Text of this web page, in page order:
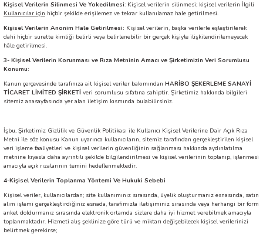
Kişisel Verilerin Silinmesi Ve Yokedilmesi: Kişisel verilerin silinmesi; kişisel verilerin İlgili
Kullanıcılar için hiçbir şekilde erişilemez ve tekrar kullanılamaz hale getirilmesi.
Kişisel Verilerin Anonim Hale Getirilmesi: Kişisel verilerin, başka verilerle eşleştirilerek
dahi hiçbir surette kimliği belirli veya belirlenebilir bir gerçek kişiyle ilişkilendirilemeyecek
hâle getirilmesi.
3- Kişisel Verilerin Korunması ve Rıza Metninin Amacı ve Şirketimizin Veri Sorumlusu
Konumu:
Kanun çerçevesinde tarafınıza ait kişisel veriler bakımından HARİBO ŞEKERLEME SANAYİ
TİCARET LİMİTED ŞİRKETİ veri sorumlusu sıfatına sahiptir. Şirketimiz hakkında bilgileri
sitemiz anasayfasında yer alan iletişim kısmında bulabilirsiniz.
İşbu, Şirketimiz Gizlilik ve Güvenlik Politikası ile Kullanıcı Kişisel Verilerine Dair Açık Rıza
Metni ile söz konusu Kanun uyarınca kullanıcıların, sitemiz tarafından gerçekleştirilen kişisel
veri işleme faaliyetleri ve kişisel verilerin güvenliğinin sağlanması hakkında aydınlatılma
metnine kıyasla daha ayrıntılı şekilde bilgilendirilmesi ve kişisel verilerinin toplanıp, işlenmesi
amacıyla açık rızalarının temini hedeflenmektedir.
4-Kişisel Verilerin Toplanma Yöntemi Ve Hukuki Sebebi
Kişisel veriler, kullanıcılardan; site kullanımınız sırasında, üyelik oluşturmanız esnasında, satın
alım işlemi gerçekleştirdiğiniz esnada, tarafımızla iletişiminiz sırasında veya herhangi bir form
anket doldurmanız sırasında elektronik ortamda sizlere daha iyi hizmet verebilmek amacıyla
toplanmaktadır. Hizmeti alış şeklinize göre türü ve miktarı değişebilecek kişisel verilerinizi
belirtmek gerekirse;